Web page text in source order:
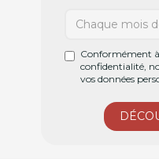
Conformément
confidentialité,
vos données